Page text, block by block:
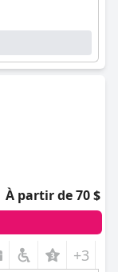
À partir de 70 $
+3